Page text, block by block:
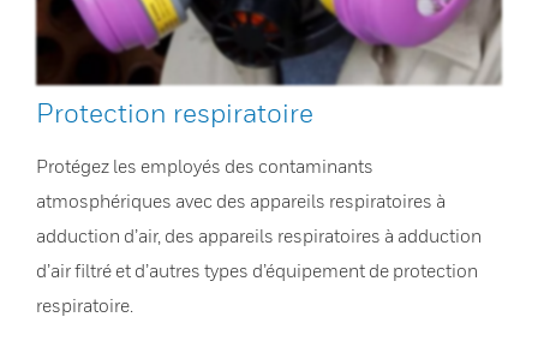
Protection respiratoire
Protégez les employés des contaminants
atmosphériques avec des appareils respiratoires à
adduction d’air, des appareils respiratoires à adduction
d’air filtré et d’autres types d’équipement de protection
respiratoire.